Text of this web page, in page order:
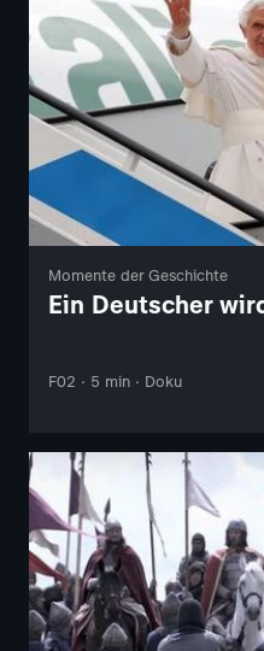
Momente der Geschichte
Ein Deutscher
F02 · 5 min · Doku